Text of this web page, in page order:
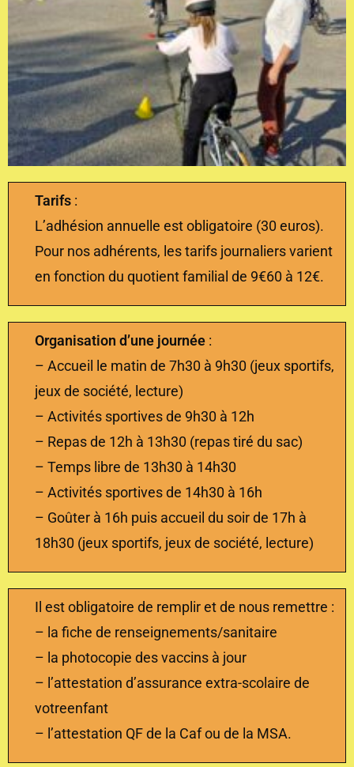
Tarifs :
L’adhésion annuelle est obligatoire (30 euros).
Pour nos adhérents, les tarifs journaliers varient
en fonction du quotient familial de 9€60 à 12€.
Organisation d’une journée :
– Accueil le matin de 7h30 à 9h30 (jeux sportifs,
jeux de société, lecture)
– Activités sportives de 9h30 à 12h
– Repas de 12h à 13h30 (repas tiré du sac)
– Temps libre de 13h30 à 14h30
– Activités sportives de 14h30 à 16h
– Goûter à 16h puis accueil du soir de 17h à
18h30 (jeux sportifs, jeux de société, lecture)
Il est obligatoire de remplir et de nous remettre :
– la fiche de renseignements/sanitaire
– la photocopie des vaccins à jour
– l’attestation d’assurance extra-scolaire de
votreenfant
– l’attestation QF de la Caf ou de la MSA.